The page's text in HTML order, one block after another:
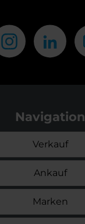
Navigation
Verkauf
Ankauf
Marken